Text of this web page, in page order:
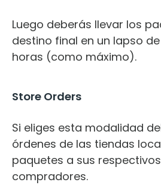
Luego deberás llevar los
destino final en un lapso
horas (como máximo).
Store Orders
Si eliges esta modalidad
órdenes de las tiendas
paquetes a sus
compradores.